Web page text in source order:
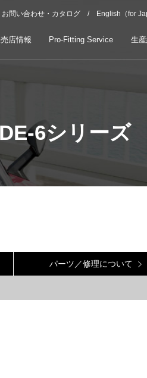
お問い合わせ・カタログ English（for
店情報 Pro-Fitting Service 生
6シリーズ
パーツ／修理について